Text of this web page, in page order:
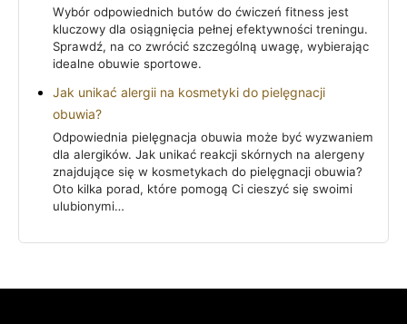
Wybór odpowiednich butów do ćwiczeń fitness jest
kluczowy dla osiągnięcia pełnej efektywności treningu.
Sprawdź, na co zwrócić szczególną uwagę, wybierając
idealne obuwie sportowe.
Jak unikać alergii na kosmetyki do pielęgnacji
obuwia?
Odpowiednia pielęgnacja obuwia może być wyzwaniem
dla alergików. Jak unikać reakcji skórnych na alergeny
znajdujące się w kosmetykach do pielęgnacji obuwia?
Oto kilka porad, które pomogą Ci cieszyć się swoimi
ulubionymi…